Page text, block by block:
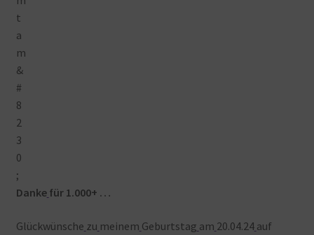
Danke für 1.000+ …
Glückwünsche zu meinem Geburtstag am 20.04.24 auf